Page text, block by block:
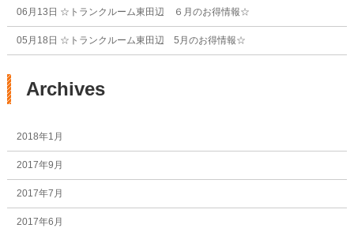
06月13日 ☆トランクルーム東田辺 ６月のお得情報☆
05月18日 ☆トランクルーム東田辺 5月のお得情報☆
Archives
2018年1月
2017年9月
2017年7月
2017年6月